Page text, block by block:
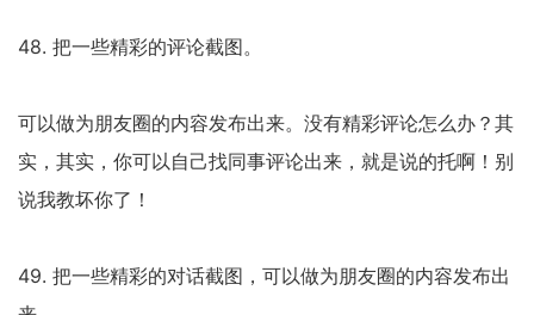
48. 把一些精彩的评论截图。
可以做为朋友圈的内容发布出来。没有精彩评论怎么办？其
实，其实，你可以自己找同事评论出来，就是说的托啊！别
说我教坏你了！
49. 把一些精彩的对话截图，可以做为朋友圈的内容发布出